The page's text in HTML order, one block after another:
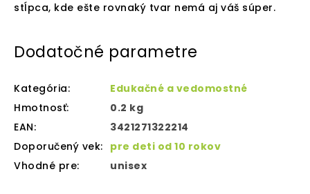
stĺpca, kde ešte rovnaký tvar nemá aj váš súper.
Dodatočné parametre
Kategória:
Edukačné a vedomostné
Hmotnosť:
0.2 kg
EAN:
3421271322214
Doporučený vek: pre deti od 10 rokov
Vhodné pre: unisex